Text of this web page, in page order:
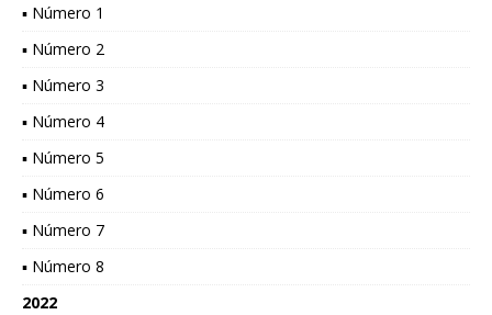
▪ Número 1
▪ Número 2
▪ Número 3
▪ Número 4
▪ Número 5
▪ Número 6
▪ Número 7
▪ Número 8
2022